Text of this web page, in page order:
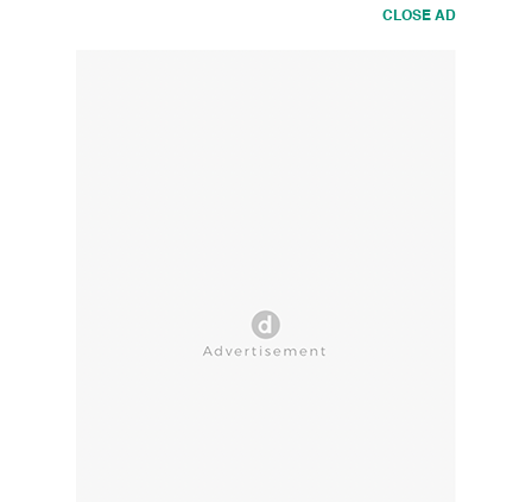
CLOSE AD